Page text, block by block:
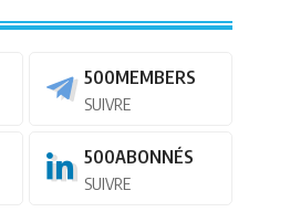
500MEMBERS
SUIVRE
500ABONNÉS
SUIVRE